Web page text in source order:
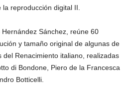
reproducción digital II.
Sánchez, reúne 60
y tamaño original de algunas de
Renacimiento italiano, realizadas
di Bondone, Piero de la Francesca
Botticelli.